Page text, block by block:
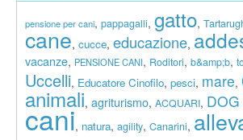
pensione per cani, pappagalli, gatto,
cane, cucce, educazione,
vacanze, PENSIONE CANI, Roditori, b&amp;b,
Uccelli, Educatore Cinofilo, pesci, mare,
animali, agriturismo, ACQUARI,
cani, natura, agility, Canarini,